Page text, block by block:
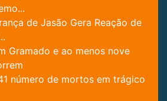
de Jasão Gera Reação de
Gramado e ao menos nove
número de mortos em trágico